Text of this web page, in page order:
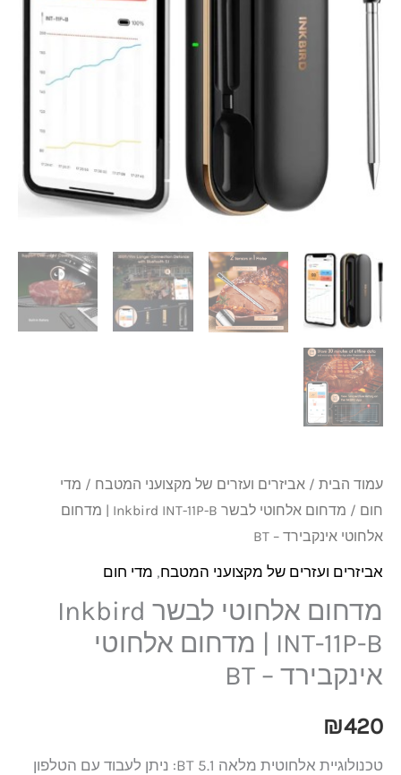
עמוד הבית / אביזרים ועזרים של מקצועני המטבח / מדי
חום
/ מדחום אלחוטי לבשר Inkbird INT-11P-B | מדחום
אלחוטי אינקבירד – BT
אביזרים ועזרים של מקצועני המטבח, מדי חום
מדחום אלחוטי לבשר Inkbird
INT-11P-B | מדחום אלחוטי
אינקבירד – BT
₪420
טכנולוגיית אלחוטית מלאה BT 5.1: ניתן לעבוד עם הטלפון
Inkbird
אלחוטי
BT